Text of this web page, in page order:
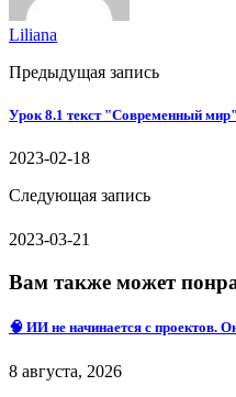
Liliana
Предыдущая запись
Урок 8.1 текст "Современный мир"
2023-02-18
Следующая запись
2023-03-21
Вам также может
🧠 ИИ не начинается с проектов.
8 августа, 2026